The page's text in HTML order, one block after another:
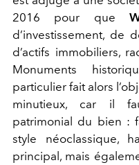
2016 pour que
d’investissement, de
d’actifs immobiliers,
Monuments
particulier fait alors
minutieux, car il
patrimonial du bien :
style néoclassique,
principal, mais